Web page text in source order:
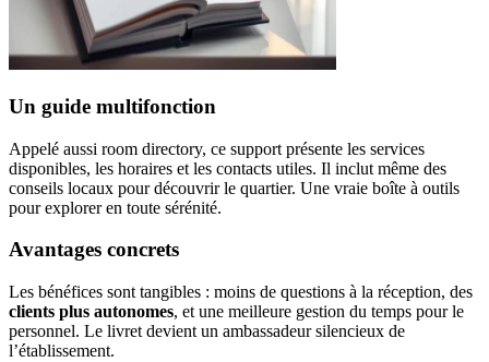
Un guide multifonction
Appelé aussi room directory, ce support présente les services
disponibles, les horaires et les contacts utiles. Il inclut même des
conseils locaux pour découvrir le quartier. Une vraie boîte à outils
pour explorer en toute sérénité.
Avantages concrets
Les bénéfices sont tangibles : moins de questions à la réception, des
clients plus autonomes, et une meilleure gestion du temps pour le
personnel. Le livret devient un ambassadeur silencieux de
l’établissement.